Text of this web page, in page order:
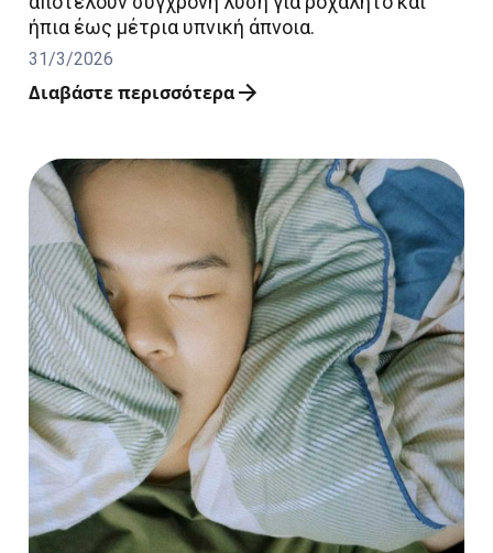
ήπια έως μέτρια υπνική άπνοια.
31/3/2026
Διαβάστε περισσότερα